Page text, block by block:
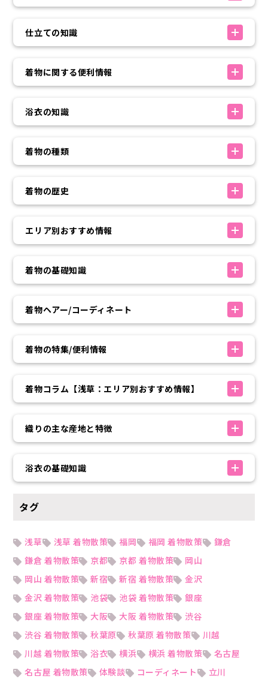
仕立ての知識
着物に関する便利情報
浴衣の知識
着物の種類
着物の歴史
エリア別おすすめ情報
着物の基礎知識
着物ヘアー/コーディネート
着物の特集/便利情報
着物コラム【浅草：エリア別おすすめ情報】
織りの主な産地と特徴
浴衣の基礎知識
タグ
浅草 浅草 着物散策 福岡 福岡 着物散策
鎌倉
鎌倉 着物散策
京都 京都 着物散策
岡山
岡山 着物散策
新宿 新宿 着物散策
金沢
金沢 着物散策
池袋 池袋 着物散策
銀座
銀座 着物散策
大阪 大阪 着物散策
渋谷
渋谷 着物散策
秋葉原 秋葉原 着物散策
川越
川越 着物散策
浴衣 横浜 横浜 着物散策
名古屋
名古屋 着物散策
体験談 コーディネート
立川